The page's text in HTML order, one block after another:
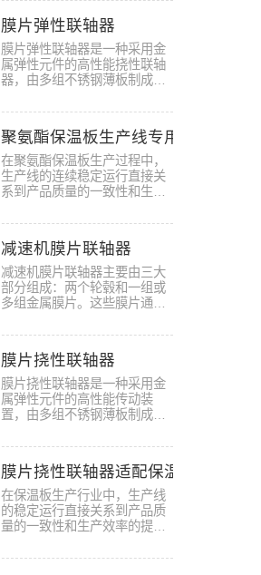
膜片弹性联轴器
膜片弹性联轴器是一种采用‌金
属弹性元件‌的高性能挠性联轴
器，由多组不锈钢薄板制成
聚氨酯保温板生产线专用膜片挠性
在聚氨酯保温板生产过程中，
生产线的连续稳定运行直接关
系到产品质量的一致性和生产
减速机膜片联轴器
减速机膜片联轴器主要由三大
部分组成：两个轮毂和一组或
多组金属膜片。这些膜片通常
膜片挠性联轴器
膜片挠性联轴器是一种采用‌金
属弹性元件‌的高性能传动装
置，由多组不锈钢薄板制成的
膜片挠性联轴器适配保温板生产线,
在保温板生产行业中，生产线
的稳定运行直接关系到产品质
量的一致性和生产效率的提